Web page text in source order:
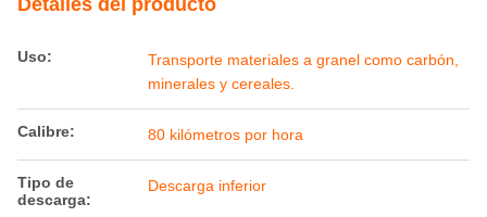
Detalles del producto
Uso:
Transporte materiales a granel como carbón,
minerales y cereales.
Calibre: 80 kilómetros por hora
Tipo de
descarga:
Descarga inferior